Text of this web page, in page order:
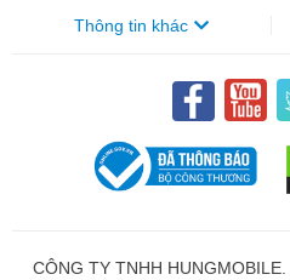
Thông tin khác
CÔNG TY TNHH